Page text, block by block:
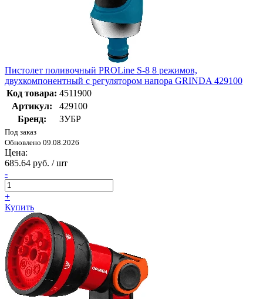
Пистолет поливочный PROLine S-8 8 режимов,
двухкомпонентный с регулятором напора GRINDA 429100
Код товара: 4511900
Артикул:
429100
Бренд:
ЗУБР
Под заказ
Обновлено 09.08.2026
Цена:
685.64 руб. / шт
-
+
Купить